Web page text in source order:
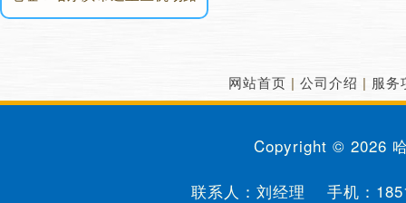
网站首页 | 公司介绍 | 服务
Copyright © 2026
联系人：刘经理 手机：